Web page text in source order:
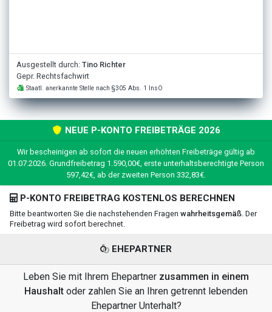
Ausgestellt durch: Tino Richter
Gepr. Rechtsfachwirt
Staatl. anerkannte Stelle nach §305 Abs. 1 InsO
NEUE P-KONTO FREIBETRÄGE 2026
Wir bescheinigen ab sofort die neuen erhöhten Freibeträge gültig ab
01.07.2026. Grundfreibetrag 1.590,00€, erste unterhaltsberechtigte Person
597,42€, ab der zweiten Person 332,83€.
P-KONTO FREIBETRAG KOSTENLOS BERECHNEN
Bitte beantworten Sie die nachstehenden Fragen wahrheitsgemäß . Der
Freibetrag wird sofort berechnet.
EHEPARTNER
Leben Sie mit Ihrem Ehepartner zusammen in einem
Haushalt oder zahlen Sie an Ihren getrennt lebenden
Ehepartner Unterhalt?